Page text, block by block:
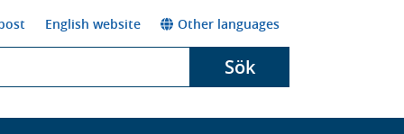
English website Other languages
Sök